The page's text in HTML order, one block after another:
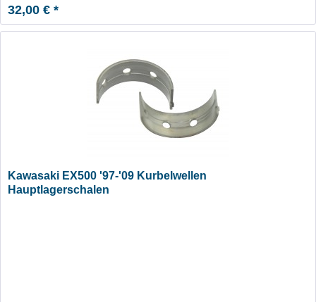
32,00 € *
Kawasaki EX500 '97-'09 Kurbelwellen
Hauptlagerschalen